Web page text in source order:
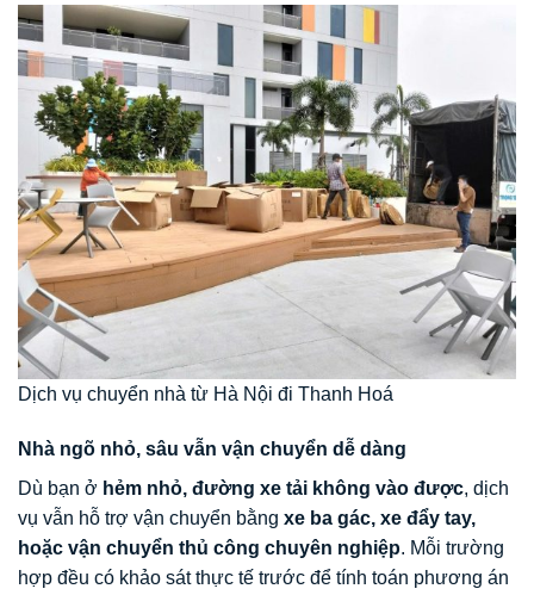
Dịch vụ chuyển nhà từ Hà Nội đi Thanh Hoá
Nhà ngõ nhỏ, sâu vẫn vận chuyển dễ dàng
Dù bạn ở hẻm nhỏ, đường xe tải không vào được, dịch
vụ vẫn hỗ trợ vận chuyển bằng xe ba gác, xe đẩy tay,
hoặc vận chuyển thủ công chuyên nghiệp. Mỗi trường
hợp đều có khảo sát thực tế trước để tính toán phương án